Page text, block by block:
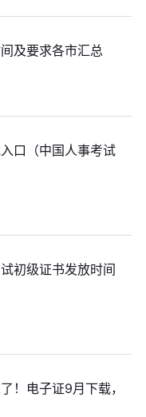
及要求各市汇总
口（中国人事考试
初级证书发放时间
！电子证9月下载，